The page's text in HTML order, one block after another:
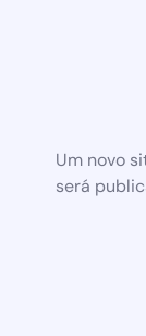
Um novo
será